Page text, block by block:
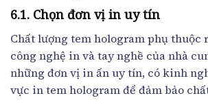
6.1. Chọn đơn vị in uy tín
Chất lượng tem hologram phụ thuộc
công nghệ in và tay nghề của nhà
những đơn vị in ấn uy tín, có kinh
vực in tem hologram để đảm bảo